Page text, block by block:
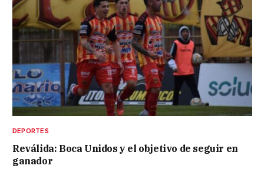
DEPORTES
Reválida: Boca Unidos y el objetivo de seguir en
ganador